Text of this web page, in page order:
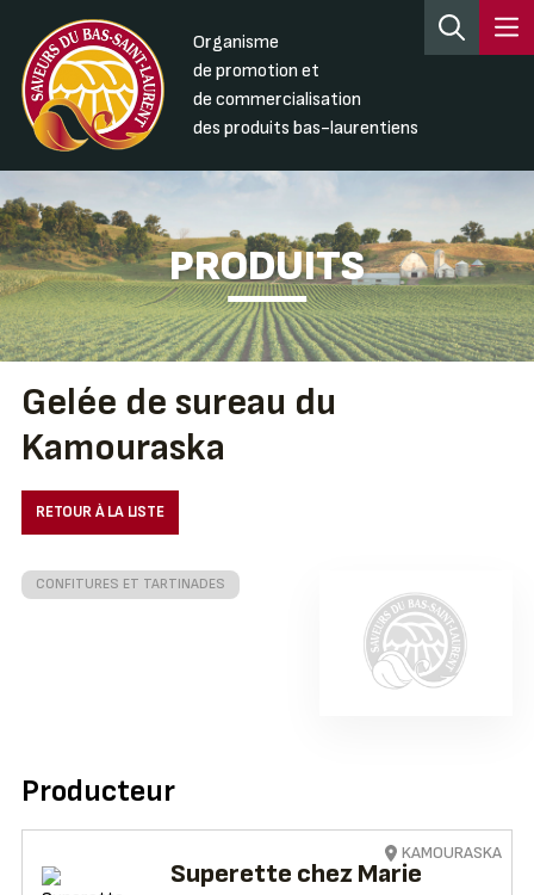
Organisme
de promotion et
de commercialisation
des produits bas-laurentiens
PRODUITS
Gelée de sureau du
Kamouraska
RETOUR À LA LISTE
CONFITURES ET TARTINADES
Producteur
Superette chez Marie
KAMOURASKA